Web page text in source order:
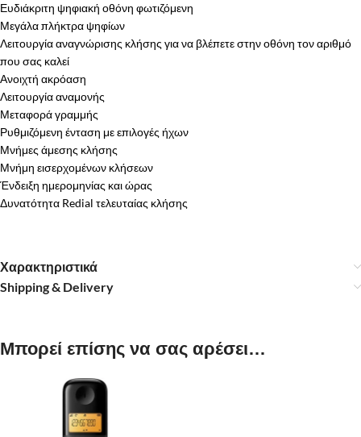
Ευδιάκριτη ψηφιακή οθόνη φωτιζόμενη
Μεγάλα πλήκτρα ψηφίων
Λειτουργία αναγνώρισης κλήσης για να βλέπετε στην οθόνη τον αριθμό
που σας καλεί
Ανοιχτή ακρόαση
Λειτουργία αναμονής
Μεταφορά γραμμής
Ρυθμιζόμενη ένταση με επιλογές ήχων
Μνήμες άμεσης κλήσης
Μνήμη εισερχομένων κλήσεων
Ένδειξη ημερομηνίας και ώρας
Δυνατότητα Redial τελευταίας κλήσης
Χαρακτηριστικά
Shipping & Delivery
Μπορεί επίσης να σας αρέσει…